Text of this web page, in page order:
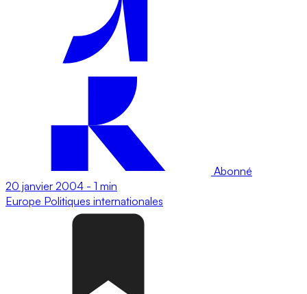
Abonné
20 janvier 2004 - 1 min
Europe Politiques internationales